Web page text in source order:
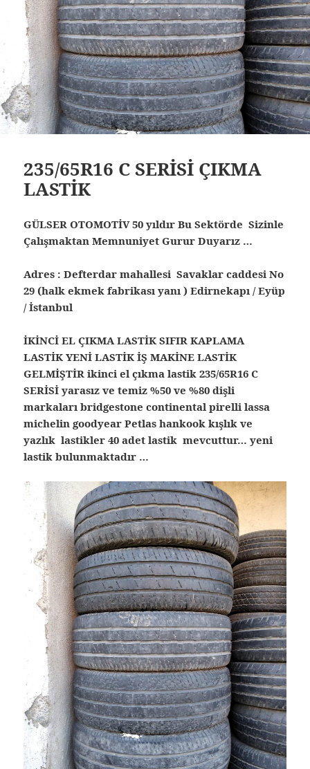
235/65R16 C SERİSİ ÇIKMA
LASTİK
GÜLSER OTOMOTİV 50 yıldır Bu Sektörde Sizinle
Çalışmaktan Memnuniyet Gurur Duyarız …
Adres : Defterdar mahallesi Savaklar caddesi No
29 (halk ekmek fabrikası yanı ) Edirnekapı / Eyüp
/ İstanbul
İKİNCİ EL ÇIKMA LASTİK SIFIR KAPLAMA
LASTİK YENİ LASTİK İŞ MAKİNE LASTİK
GELMİŞTİR ikinci el çıkma lastik 235/65R16 C
SERİSİ yarasız ve temiz %50 ve %80 dişli
markaları bridgestone continental pirelli lassa
michelin goodyear Petlas hankook kışlık ve
yazlık lastikler 40 adet lastik mevcuttur… yeni
lastik bulunmaktadır …